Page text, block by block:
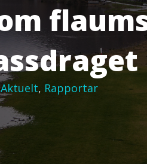
Aktuelt, Rapportar